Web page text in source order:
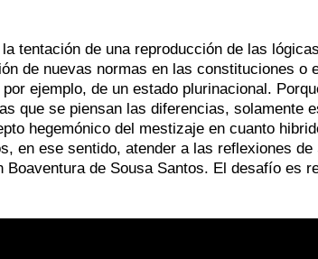
tentación de una reproducción de las
de nuevas normas en las constituciones o
ejemplo, de un estado plurinacional.
que se piensan las diferencias, solamente
hegemónico del mestizaje en cuanto
en ese sentido, atender a las reflexiones
Boaventura de Sousa Santos. El desafío es